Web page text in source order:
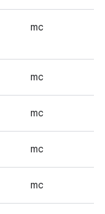
mc
mc
mc
mc
mc